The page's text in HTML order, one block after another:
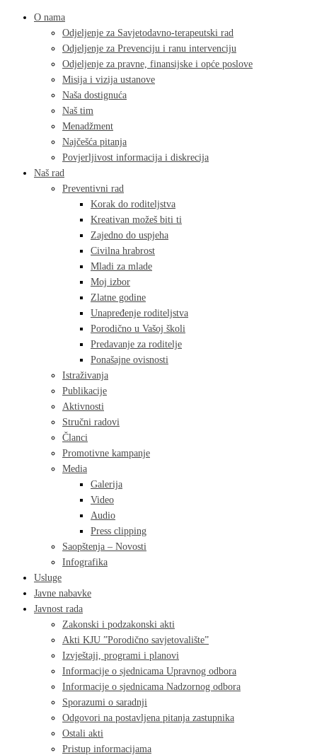
O nama
Odjeljenje za Savjetodavno-terapeutski rad
Odjeljenje za Prevenciju i ranu intervenciju
Odjeljenje za pravne, finansijske i opće poslove
Misija i vizija ustanove
Naša dostignuća
Naš tim
Menadžment
Najčešća pitanja
Povjerljivost informacija i diskrecija
Naš rad
Preventivni rad
Korak do roditeljstva
Kreativan možeš biti ti
Zajedno do uspjeha
Civilna hrabrost
Mladi za mlade
Moj izbor
Zlatne godine
Unapređenje roditeljstva
Porodično u Vašoj školi
Predavanje za roditelje
Ponašajne ovisnosti
Istraživanja
Publikacije
Aktivnosti
Stručni radovi
Članci
Promotivne kampanje
Media
Galerija
Video
Audio
Press clipping
Saopštenja – Novosti
Infografika
Usluge
Javne nabavke
Javnost rada
Zakonski i podzakonski akti
Akti KJU ”Porodično savjetovalište”
Izvještaji, programi i planovi
Informacije o sjednicama Upravnog odbora
Informacije o sjednicama Nadzornog odbora
Sporazumi o saradnji
Odgovori na postavljena pitanja zastupnika
Ostali akti
Pristup informacijama